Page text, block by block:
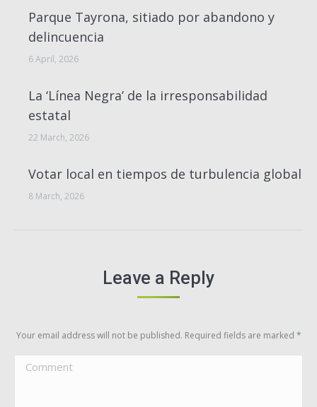
Parque Tayrona, sitiado por abandono y
delincuencia
6 April, 2026
La ‘Línea Negra’ de la irresponsabilidad
estatal
22 March, 2026
Votar local en tiempos de turbulencia global
8 March, 2026
Leave a Reply
Your email address will not be published. Required fields are marked *
Comment